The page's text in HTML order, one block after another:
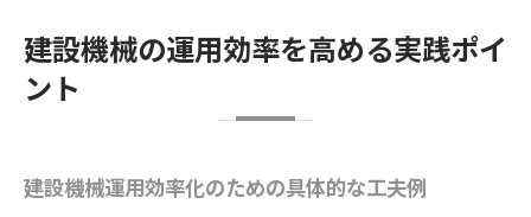
建設機械の運用効率を高める実践ポイ
ント
建設機械運用効率化のための具体的な工夫例